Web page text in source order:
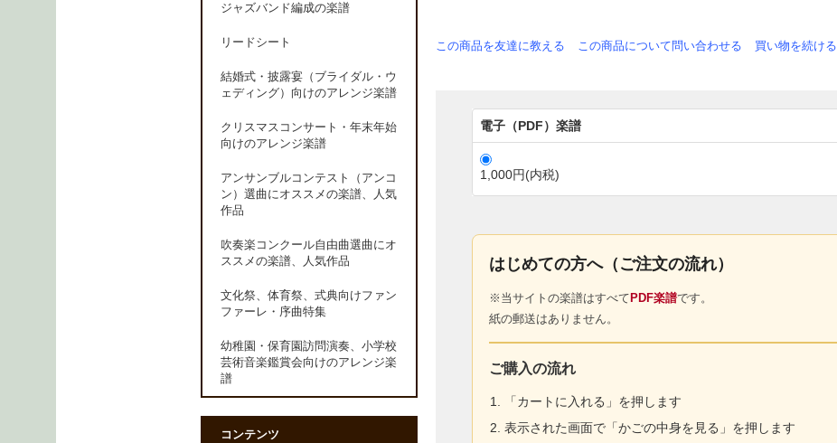
この商品を友達に教える この商品について問い合わせる 買い物を続ける
電子（PDF）楽譜
1,000円(内税)
はじめての方へ（ご注文の流れ）
※当サイトの楽譜はすべて PDF楽譜です。
紙の郵送はありません。
ご購入の流れ
「カートに入れる」を押します
表示された画面で「かごの中身を見る」を押します
ジャズバンド編成の楽譜
リードシート
結婚式・披露宴（ブライダル・ウ
ェディング）向けのアレンジ楽譜
クリスマスコンサート・年末年始
向けのアレンジ楽譜
アンサンブルコンテスト（アンコ
ン）選曲にオススメの楽譜、人気
作品
吹奏楽コンクール自由曲選曲にオ
ススメの楽譜、人気作品
文化祭、体育祭、式典向けファン
ファーレ・序曲特集
幼稚園・保育園訪問演奏、小学校
芸術音楽鑑賞会向けのアレンジ楽
譜
コンテンツ